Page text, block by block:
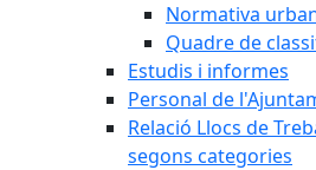
Normativa
Quadre de
Estudis i informes
Personal de
Relació Llocs de
segons categories